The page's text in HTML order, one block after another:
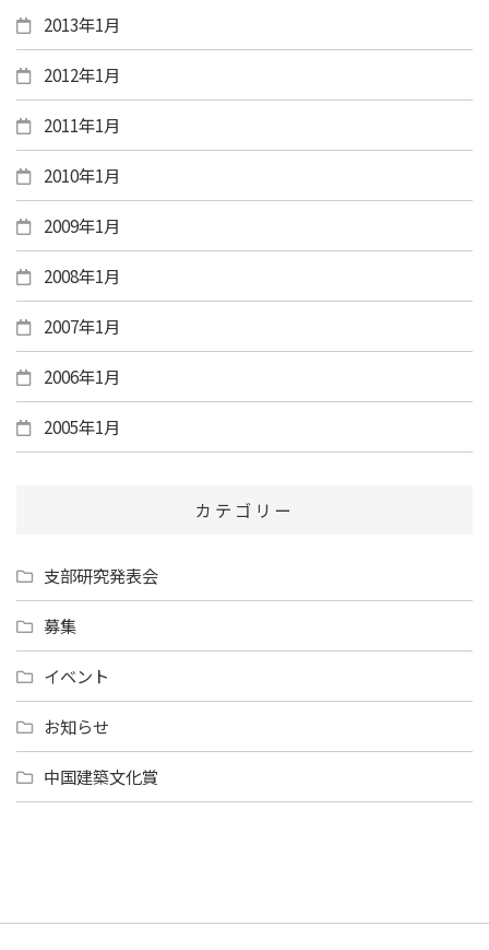
2013年1月
2012年1月
2011年1月
2010年1月
2009年1月
2008年1月
2007年1月
2006年1月
2005年1月
カテゴリー
支部研究発表会
募集
イベント
お知らせ
中国建築文化賞